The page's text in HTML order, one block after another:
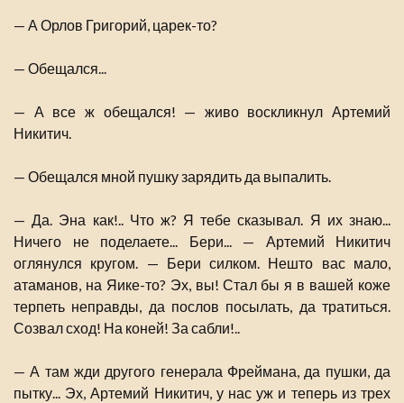
— А Орлов Григорий, царек-то?
— Обещался...
— А все ж обещался! — живо воскликнул Артемий
Никитич.
— Обещался мной пушку зарядить да выпалить.
— Да. Эна как!.. Что ж? Я тебе сказывал. Я их знаю...
Ничего не поделаете... Бери... — Артемий Никитич
оглянулся кругом. — Бери силком. Нешто вас мало,
атаманов, на Яике-то? Эх, вы! Стал бы я в вашей коже
терпеть неправды, да послов посылать, да тратиться.
Созвал сход! На коней! За сабли!..
— А там жди другого генерала Фреймана, да пушки, да
пытку... Эх, Артемий Никитич, у нас уж и теперь из трех